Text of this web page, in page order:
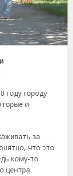
году городу
и
за
что это
кому-то
центра